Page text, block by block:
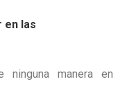
en las
ninguna manera en